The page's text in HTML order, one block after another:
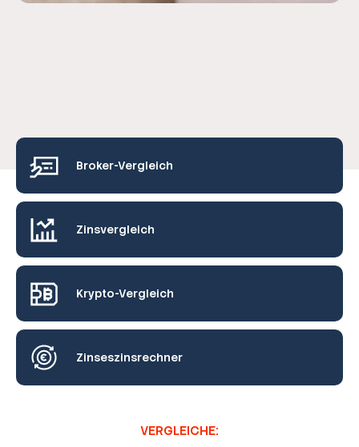
Broker-Vergleich
Zinsvergleich
Krypto-Vergleich
Zinseszinsrechner
VERGLEICHE: